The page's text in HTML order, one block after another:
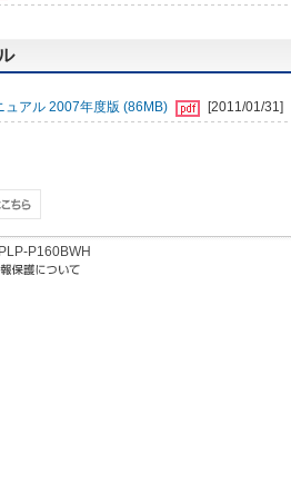
ュアル 2007年度版 (86MB) [2011/01/31]
P160BWH